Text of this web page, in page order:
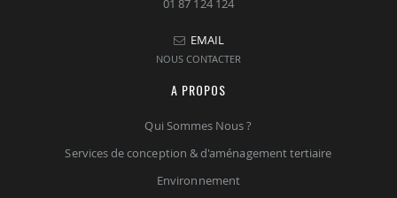
01 87 124 124
EMAIL
NOUS CONTACTER
A PROPOS
Qui Sommes Nous ?
Services de conception & d'aménagement tertiaire
Environnement